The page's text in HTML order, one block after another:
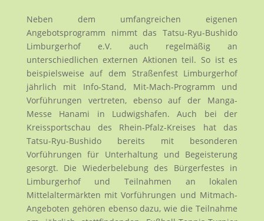
Neben dem umfangreichen eigenen
Angebotsprogramm nimmt das Tatsu-Ryu-Bushido
Limburgerhof e.V. auch regelmäßig an
unterschiedlichen externen Aktionen teil. So ist es
beispielsweise auf dem Straßenfest Limburgerhof
jährlich mit Info-Stand, Mit-Mach-Programm und
Vorführungen vertreten, ebenso auf der Manga-
Messe Hanami in Ludwigshafen. Auch bei der
Kreissportschau des Rhein-Pfalz-Kreises hat das
Tatsu-Ryu-Bushido bereits mit besonderen
Vorführungen für Unterhaltung und Begeisterung
gesorgt. Die Wiederbelebung des Bürgerfestes in
Limburgerhof und Teilnahmen an lokalen
Mittelaltermärkten mit Vorführungen und Mitmach-
Angeboten gehören ebenso dazu, wie die Teilnahme